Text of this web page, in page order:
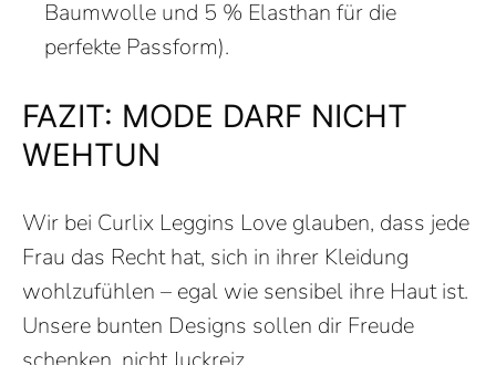
Baumwolle und 5 % Elasthan für die
perfekte Passform).
FAZIT: MODE DARF NICHT
WEHTUN
Wir bei Curlix Leggins Love glauben, dass jede
Frau das Recht hat, sich in ihrer Kleidung
wohlzufühlen – egal wie sensibel ihre Haut ist.
Unsere bunten Designs sollen dir Freude